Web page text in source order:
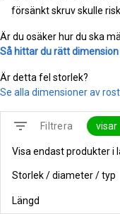
försänkt skruv skulle
Är du osäker hur du ska
Så hittar du rätt
Är detta fel storlek?
Se alla dimensioner av
filter_list Filtrera visar
Visa endast produkter i
Storlek / diameter / typ
Längd